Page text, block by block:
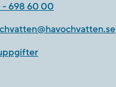
- 698 60 00